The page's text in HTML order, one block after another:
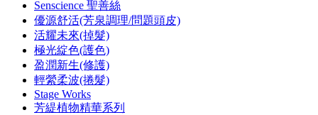
Senscience 聖善絲
優源舒活(芳泉調理/問題頭皮)
活耀未來(掉髮)
極光綻色(護色)
盈潤新生(修護)
輕縈柔波(捲髮)
Stage Works
芳緹植物精華系列